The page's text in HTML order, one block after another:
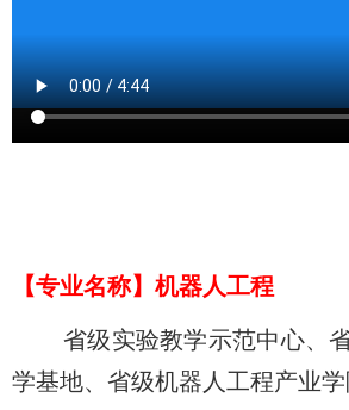
【专业名称】机器人工程
省级实验教学示范中心、
学基地、省级机器人工程产业学